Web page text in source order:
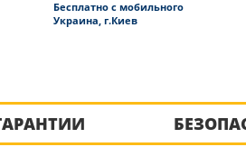
Бесплатно с мобильного
Украина, г.Киев